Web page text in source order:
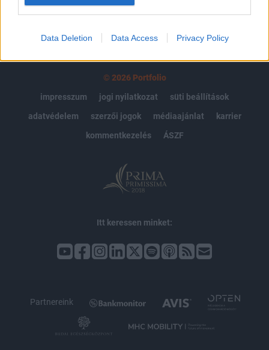
Data Deletion Data Access Privacy Policy
© 2026 Portfolio
impresszum
jogi nyilatkozat
süti beállítások
adatvédelem
szerzői jogok médiaajánlat
karrier
kommentkezelés
ÁSZF
Itt keressen minket:
Partnereink